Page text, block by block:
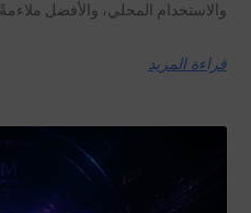
والاستخدام المحلي، والأفضل
قراءة المزيد